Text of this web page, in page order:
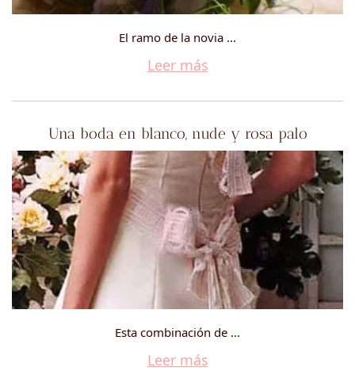
El ramo de la novia ...
Leer más
Una boda en blanco, nude y rosa palo
Esta combinación de ...
Leer más